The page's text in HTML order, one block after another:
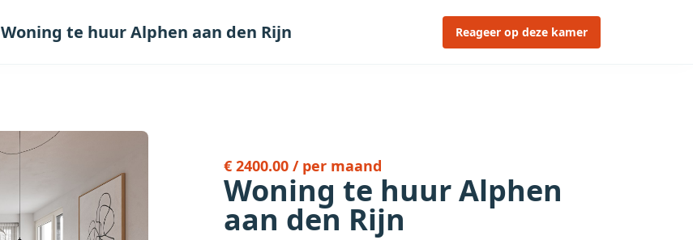
Woning te huur Alphen aan den Rijn Reageer op deze kamer
€ 2400.00 / per maand
Woning te huur Alphen
aan den Rijn